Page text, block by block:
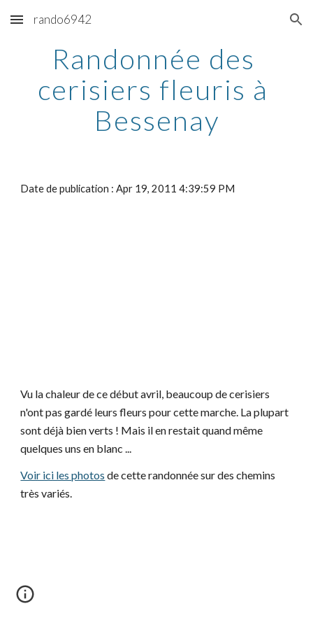
Skip to main content Skip to navigation
rando6942
Randonnée des
cerisiers fleuris à
Bessenay
Date de publication : Apr 19, 2011 4:39:59 PM
Vu la chaleur de ce début avril, beaucoup de cerisiers
n'ont pas gardé leurs fleurs pour cette marche. La plupart
sont déjà bien verts ! Mais il en restait quand même
quelques uns en blanc ...
Voir ici les photos de cette randonnée sur des chemins
très variés.